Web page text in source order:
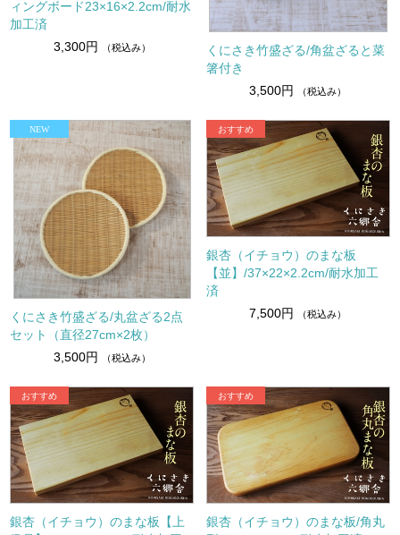
ィングボード23×16×2.2cm/耐水
加工済
3,300円
（税込み）
くにさき竹盛ざる/角盆ざると菜
箸付き
3,500円
（税込み）
くにさき竹盛ざる/丸盆ざる2点
セット（直径27cm×2枚）
3,500円
（税込み）
銀杏（イチョウ）のまな板
【並】/37×22×2.2cm/耐水加工
済
7,500円
（税込み）
銀杏（イチョウ）のまな板【上
銀杏（イチョウ）のまな板/角丸